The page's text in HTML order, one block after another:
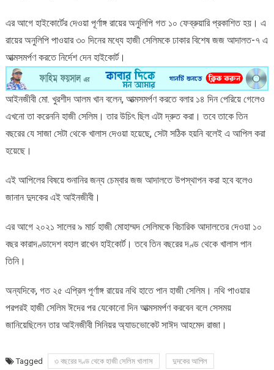
এর আগে হাইকোর্টের দেওয়া পূর্ণাঙ্গ রায়ের অনুলিপি গত ১০ ফেব্রুয়ারি প্রকাশিত হয়। এ
রায়ের অনুলিপি পাওয়ার ৩০ দিনের মধ্যে হাজী সেলিমকে ঢাকার বিশেষ জজ আদালত-৭ এ
আত্মসমর্পণ করতে নির্দেশ দেন হাইকোর্ট।
আইনজীবী মো. খুরশীদ আলম খান বলেন, আত্মসমর্পণ করতে বলার ১৪ দিন পেরিয়ে গেলেও
এখনো তা করেননি হাজী সেলিম। তার উচিৎ ছিল এটা দ্রুত করা। তবে তাকে তিন
বছরের যে সাজা সেটা থেকে খালাস দেওয়া হয়েছে, সেটা সঠিক হয়নি বলেই এ আপিল করা
হয়েছে।
এই আপিলের বিষয়ে শুনানির জন্য চেম্বার জজ আদালতে উপস্থাপন করা হবে বলেও
জানান দুদকের এই আইনজীবী।
এর আগে ২০২১ সালের ৯ মার্চ হাজী মোহাম্মদ সেলিমকে বিচারিক আদালতের দেওয়া ১০
বছর কারাদণ্ডাদেশ বহাল রাখেন হাইকোর্ট। তবে তিন বছরের দণ্ড থেকে খালাস পান
তিনি।
অন্যদিকে, গত ২৫ এপ্রিল পূর্ণাঙ্গ রায়ের নথি হাতে পান হাজী সেলিম। নথি পাওয়ার
পরপরই হাজী সেলিম ঈদের পর যেকোনো দিন আত্মসমর্পণ করবেন বলে সেসময়
জানিয়েছিলেন তার আইনজীবী সিনিয়র অ্যাডভোকেট সাঈদ আহমেদ রাজা।
Tagged ৩ বছরের দণ্ড থেকে হাজী সেলিম খালাস দুদকের আপিল